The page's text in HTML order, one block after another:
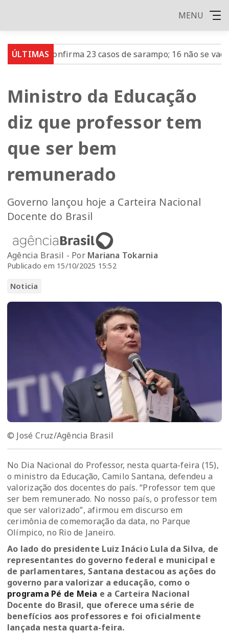
MENU
ÚLTIMAS
confirma 23 casos de sarampo; 16 não se vacinaram
Ministro da Educação
diz que professor tem
que ser bem
remunerado
Governo lançou hoje a Carteira Nacional
Docente do Brasil
Agência Brasil - Por Mariana Tokarnia
Publicado em 15/10/2025 15:52
Noticia
© José Cruz/Agência Brasil
No Dia Nacional do Professor, nesta quarta-feira (15),
o ministro da Educação, Camilo Santana, defendeu a
valorização dos docentes do país. “Professor tem que
ser bem remunerado. No nosso país, o professor tem
que ser valorizado”, afirmou em discurso em
cerimônia de comemoração da data, no Parque
Olímpico, no Rio de Janeiro.
Ao lado do presidente Luiz Inácio Lula da Silva, de
representantes do governo federal e municipal e
de parlamentares, Santana destacou as ações do
governo para valorizar a educação, como o
programa Pé de Meia e a Carteira Nacional
Docente do Brasil, que oferece uma série de
benefícios aos professores e foi oficialmente
lançada nesta quarta-feira.